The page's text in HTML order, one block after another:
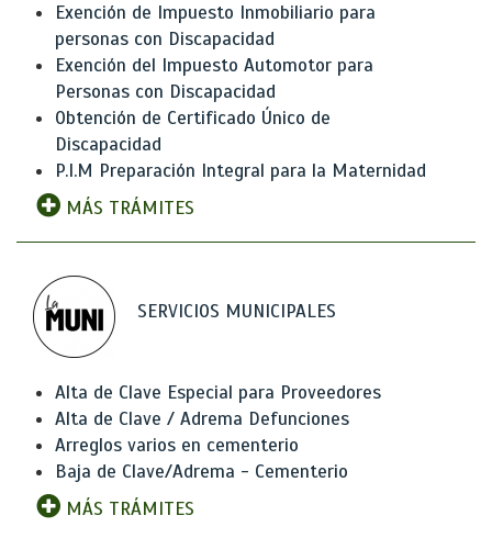
Exención de Impuesto Inmobiliario para
personas con Discapacidad
Exención del Impuesto Automotor para
Personas con Discapacidad
Obtención de Certificado Único de
Discapacidad
P.I.M Preparación Integral para la Maternidad
MÁS TRÁMITES
SERVICIOS MUNICIPALES
Alta de Clave Especial para Proveedores
Alta de Clave / Adrema Defunciones
Arreglos varios en cementerio
Baja de Clave/Adrema - Cementerio
MÁS TRÁMITES